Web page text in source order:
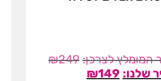
₪249
₪149